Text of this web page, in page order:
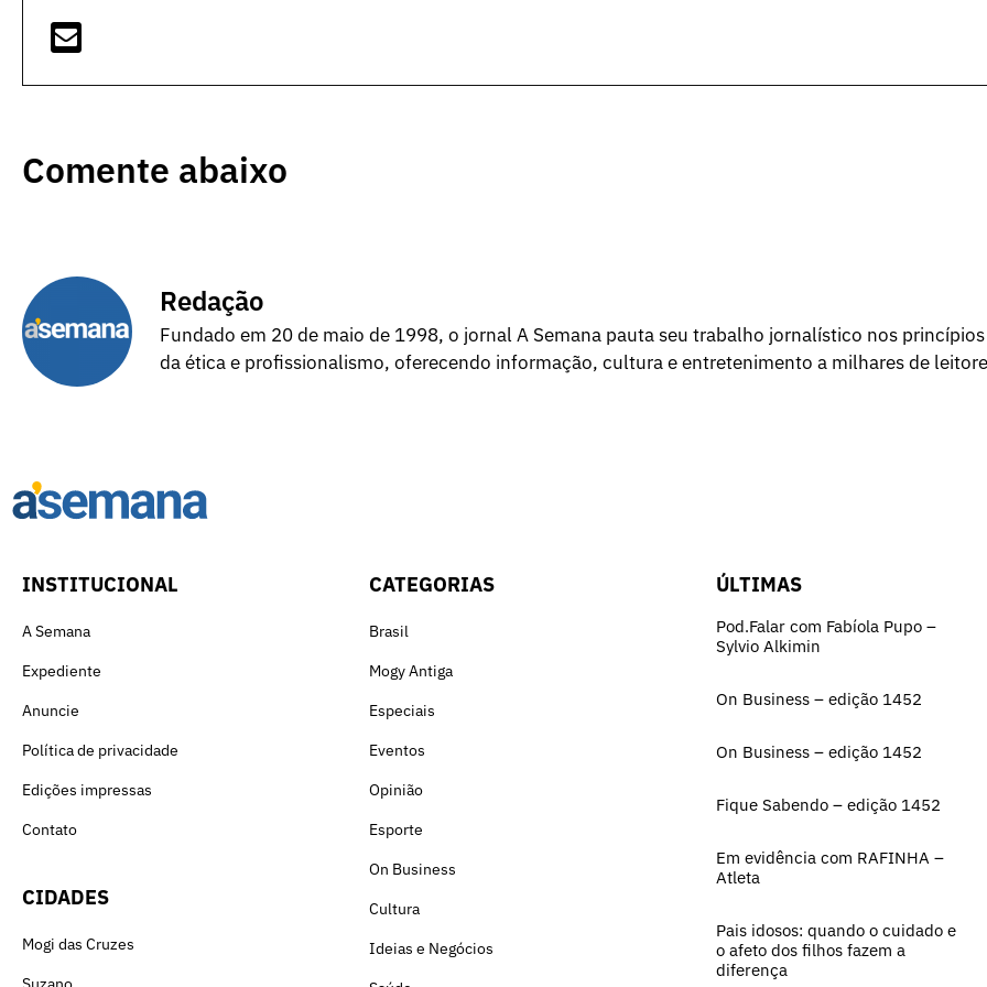
Comente abaixo
Redação
Fundado em 20 de maio de 1998, o jornal A Semana pauta seu trabalho jornalístico nos princípios
da ética e profissionalismo, oferecendo informação, cultura e entretenimento a milhares de
INSTITUCIONAL
A Semana
Expediente
Anuncie
Política de privacidade
Edições impressas
Contato
CIDADES
Mogi das Cruzes
CATEGORIAS
Brasil
Mogy Antiga
Especiais
Eventos
Opinião
Esporte
On Business
Cultura
Ideias e Negócios
ÚLTIMAS
Pod.Falar com Fabíola Pupo –
Sylvio Alkimin
On Business – edição 1452
On Business – edição 1452
Fique Sabendo – edição 1452
Em evidência com RAFINHA –
Atleta
Pais idosos: quando o cuidado e
o afeto dos filhos fazem a
diferença